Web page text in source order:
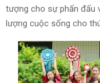
tượng cho sự phấn đấu
lượng cuộc sống cho